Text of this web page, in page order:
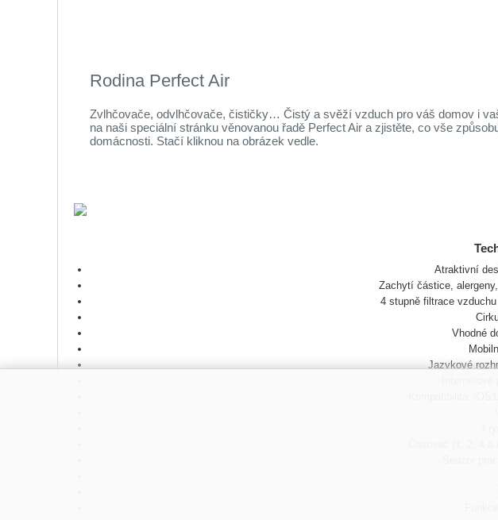
Rodina Perfect Air
Zvlhčovače, odvlhčovače, čističky… Čistý a svěží vzduch pro váš domov i
na naši speciální stránku věnovanou řadě Perfect Air a zjistěte, co vše
domácnosti. Stačí kliknou na obrázek vedle.
Atraktivní
Zachytí částice,
4 stupně filtrace
Vhodné
Jazykové